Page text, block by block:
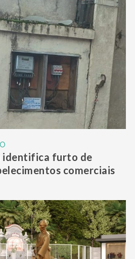
identifica furto de
comerciais